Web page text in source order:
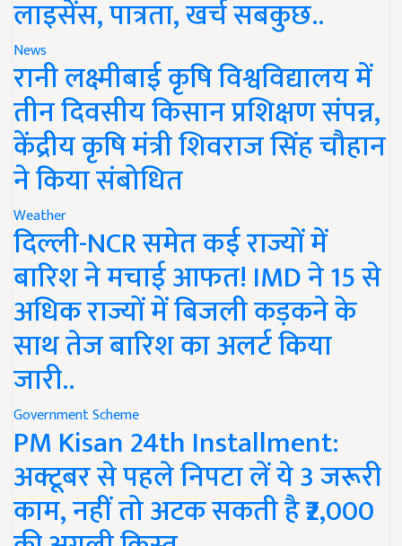
लाइसेंस, पात्रता, खर्च सबकुछ..
News
रानी लक्ष्मीबाई कृषि विश्वविद्यालय में
तीन दिवसीय किसान प्रशिक्षण संपन्न,
केंद्रीय कृषि मंत्री शिवराज सिंह चौहान
ने किया संबोधित
Weather
दिल्ली-NCR समेत कई राज्यों में
बारिश ने मचाई आफत! IMD ने 15 से
अधिक राज्यों में बिजली कड़कने के
साथ तेज बारिश का अलर्ट किया
जारी..
Government Scheme
PM Kisan 24th Installment:
अक्टूबर से पहले निपटा लें ये 3 जरूरी
काम, नहीं तो अटक सकती है ₹2,000